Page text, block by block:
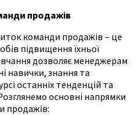
продажів
команди продажів – це
підвищення їхньої
дозволяє менеджерам
навички, знання та
останніх тенденцій та
основні напрямки
продажів: